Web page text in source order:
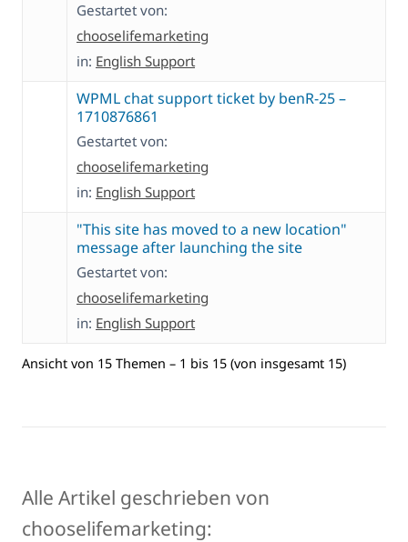
Gestartet von:
chooselifemarketing
in: English Support
WPML chat support ticket by benR-25 –
1710876861
Gestartet von:
chooselifemarketing
in: English Support
"This site has moved to a new location"
message after launching the site
Gestartet von:
chooselifemarketing
in: English Support
Ansicht von 15 Themen – 1 bis 15 (von insgesamt 15)
Alle Artikel geschrieben von
chooselifemarketing: